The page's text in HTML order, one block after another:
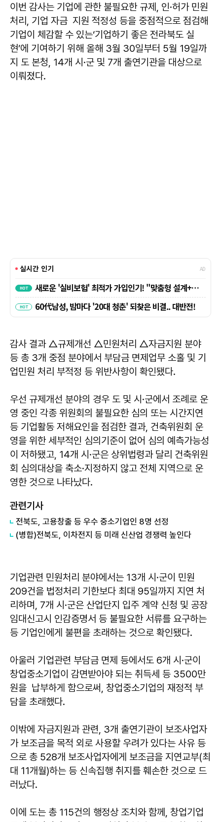
이번 감사는 기업에 관한 불필요한 규제, 인·허가 민원
처리, 기업 자금 지원 적정성 등을 중점적으로 점검해
기업이 체감할 수 있는‘기업하기 좋은 전라북도 실
현’에 기여하기 위해 올해 3월 30일부터 5월 19일까
지 도 본청, 14개 시·군 및 7개 출연기관을 대상으로
이뤄졌다.
감사 결과 △규제개선 △민원처리 △자금지원 분야
등 총 3개 중점 분야에서 부담금 면제업무 소홀 및 기
업민원 처리 부적정 등 위반사항이 확인됐다.
우선 규제개선 분야의 경우 도 및 시·군에서 조례로 운
영 중인 각종 위원회의 불필요한 심의 또는 시간지연
등 기업활동 저해요인을 점검한 결과, 건축위원회 운
영을 위한 세부적인 심의기준이 없어 심의 예측가능성
이 저하됐고, 14개 시·군은 상위법령과 달리 건축위원
회 심의대상을 축소·지정하지 않고 전체 지역으로 운
영한 것으로 나타났다.
관련기사
전북도, 고용창출 등 우수 중소기업인 8명 선정
(병합)전북도, 이차전지 등 미래 신산업 경쟁력 높인다
기업관련 민원처리 분야에서는 13개 시·군이 민원
209건을 법정처리 기한보다 최대 95일까지 지연 처
리하며, 7개 시·군은 산업단지 입주 계약 신청 및 공장
임대신고시 인감증명서 등 불필요한 서류를 요구하는
등 기업인에게 불편을 초래하는 것으로 확인됐다.
아울러 기업관련 부담금 면제 등에서도 6개 시·군이
창업중소기업이 감면받아야 되는 취득세 등 3500만
원을 납부하게 함으로써, 창업중소기업의 재정적 부
담을 초래했다.
이밖에 자금지원과 관련, 3개 출연기관이 보조사업자
가 보조금을 목적 외로 사용할 우려가 있다는 사유 등
으로 총 528개 보조사업자에게 보조금을 지연교부(최
대 11개월)하는 등 신속집행 취지를 훼손한 것으로 드
러났다.
이에 도는 총 115건의 행정상 조치와 함께, 창업기업